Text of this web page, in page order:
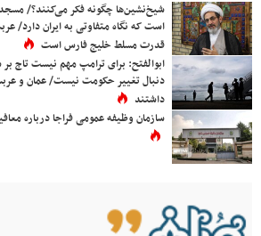
شیخ‌نشین‌ها چگونه فکر می‌کنند؟/
است که نگاه متفاوتی به ایران دارد/
قدرت مسلط خلیج فارس است
ابوالفتح: برای ترامپ مهم نیست تاج بر
دنبال تغییر حکومت نیست/ عمان و
داشتند
سازمان وظیفه عمومی فراجا درباره